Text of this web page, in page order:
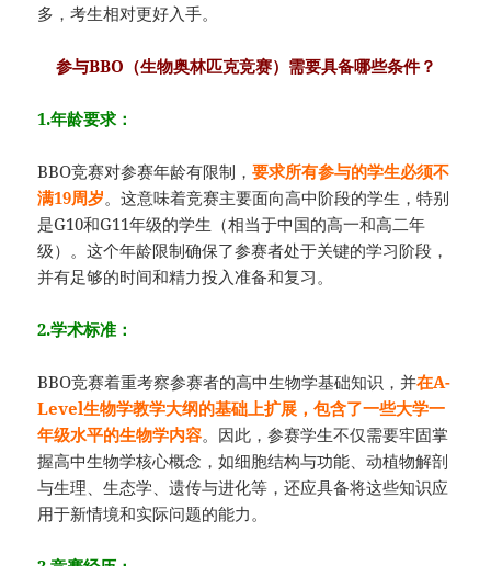
多，考生相对更好入手。
参与BBO（生物奥林匹克竞赛）需要具备哪些条件？
1.年龄要求：
BBO竞赛对参赛年龄有限制，要求所有参与的学生必须不
满19周岁。这意味着竞赛主要面向高中阶段的学生，特别
是G10和G11年级的学生（相当于中国的高一和高二年
级）。这个年龄限制确保了参赛者处于关键的学习阶段，
并有足够的时间和精力投入准备和复习。
2.学术标准：
BBO竞赛着重考察参赛者的高中生物学基础知识，并在A-
Level生物学教学大纲的基础上扩展，包含了一些大学一
年级水平的生物学内容。因此，参赛学生不仅需要牢固掌
握高中生物学核心概念，如细胞结构与功能、动植物解剖
与生理、生态学、遗传与进化等，还应具备将这些知识应
用于新情境和实际问题的能力。